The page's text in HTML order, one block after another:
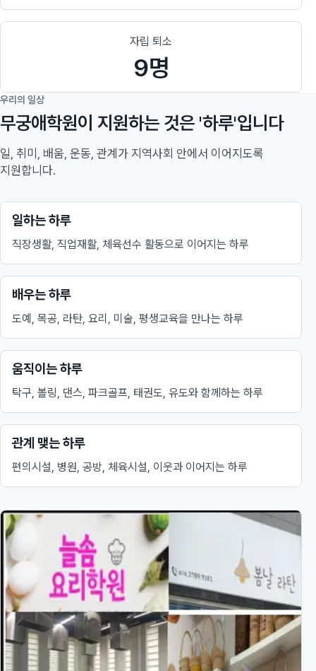
자립 퇴소
9명
우리의 일상
무궁애학원이 지원하는 것은 '하루'입니다
일, 취미, 배움, 운동, 관계가 지역사회 안에서 이어지도록
지원합니다.
일하는 하루
직장생활, 직업재활, 체육선수 활동으로 이어지는 하루
배우는 하루
도예, 목공, 라탄, 요리, 미술, 평생교육을 만나는 하루
움직이는 하루
탁구, 볼링, 댄스, 파크골프, 태권도, 유도와 함께하는 하루
관계 맺는 하루
편의시설, 병원, 공방, 체육시설, 이웃과 이어지는 하루